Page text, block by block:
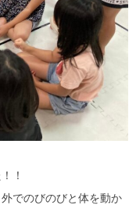
！
でのびのびと体を動か